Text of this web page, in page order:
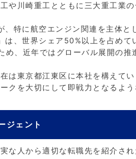
や川崎重工とともに三大重工業
特に航空エンジン関連を主体と
、世界シェア50%以上を占めて
め、近年ではグローバル展開の推
は東京都江東区に本社を構えてい
クを大切にして即戦力となるよう
ジェント
な人から適切な転職先を紹介され